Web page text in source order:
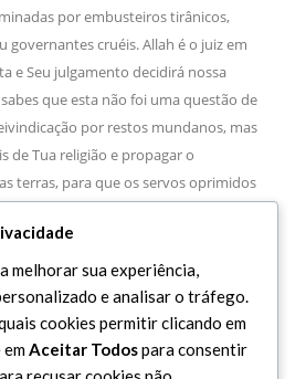
por embusteiros tirânicos,
cruéis. Allah é o juiz em
e Seu julgamento decidirá nossa
que esta não foi uma questão de
por restos mundanos, mas
de Tua religião e propagar o
terras, para que os servos oprimidos
nos apoiado e sido justos conosco,
sobrepujado e levado a cabo a intenção
Profeta (S.A.A.S.). Allah nos basta por
a Ele recorremos e para Ele será nosso
melhorar sua experiência,
e analisar o tráfego.
cookies permitir clicando em
emAceitar Todospara consentir